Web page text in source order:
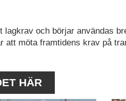
och börjar användas
möta framtidens krav på
HÄR